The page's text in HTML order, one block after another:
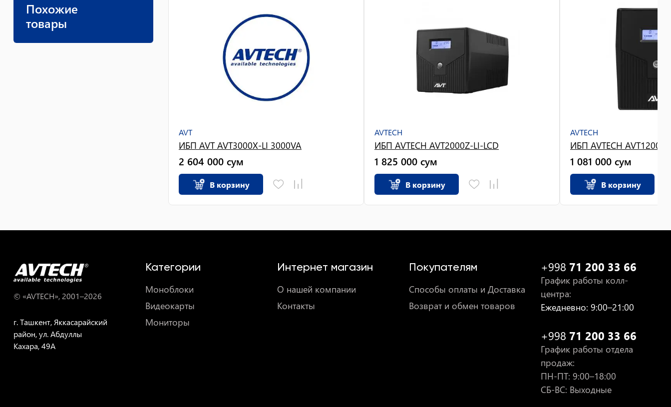
Похожие
товары
AVT
ИБП AVT AVT3000X-LI 3000VA
2 604 000 сум
В корзину
AVTECH
ИБП AVTECH AVT2000Z-LI-LCD
1 825 000 сум
В корзину
AVTECH
ИБП AVTECH AVT1200Z-
1 081 000 сум
В корзину
© «AVTECH», 2001–2026
г. Ташкент, Яккасарайский
район, ул. Абдуллы
Кахара, 49A
Категории
Моноблоки
Видеокарты
Мониторы
Интернет магазин
О нашей компании
Контакты
Покупателям
Способы оплаты и Доставка
Возврат и обмен товаров
+998 71 200 33 66
График работы колл-
центра:
Ежедневно: 9:00–21:00
+998 71 200 33 66
График работы отдела
продаж:
ПН-ПТ: 9:00–18:00
СБ-ВС: Выходные